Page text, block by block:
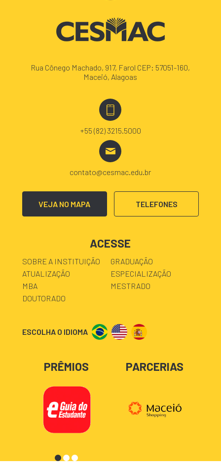
Rua Cônego Machado, 917, Farol CEP: 57051-160,
Maceió, Alagoas
+55 (82) 3215.5000
contato@cesmac.edu.br
VEJA NO MAPA TELEFONES
ACESSE
SOBRE A INSTITUIÇÃO
GRADUAÇÃO
ATUALIZAÇÃO
ESPECIALIZAÇÃO
MBA
MESTRADO
DOUTORADO
ESCOLHA O IDIOMA
PRÊMIOS PARCERIAS